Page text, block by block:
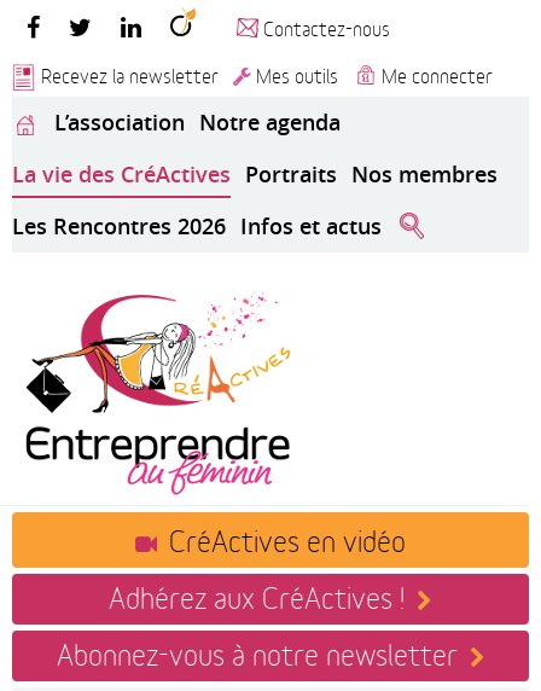
Contactez-nous
Recevez la newsletter
Mes outils Me connecter
L’association Notre agenda
La vie des CréActives Portraits Nos membres
Les Rencontres 2026 Infos et actus
CréActives en vidéo
Adhérez aux CréActives !
Abonnez-vous à notre newsletter